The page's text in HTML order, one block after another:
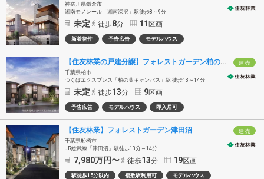
神奈川県鎌倉市
湘南モノレール「湘南深沢」駅徒歩8～9分
未定 徒歩8分 11 区画
新着物件 予告広告 モデルハウス
建 売
【住友林業の戸建分譲】フォレストガーデン柏の葉キャンパス
千葉県柏市
つくばエクスプレス「柏の葉キャンパス」駅 徒歩13～14分
未定 徒歩13分 9区画
予告広告 モデルハウス 即入居可
建 売
【住友林業】フォレストガーデン津田沼
千葉県船橋市
JR総武線「津田沼」駅徒歩13分～14分
7,980万円〜 徒歩13分 19区画
駅徒歩15分以内 複数駅利用可 モデルハウス